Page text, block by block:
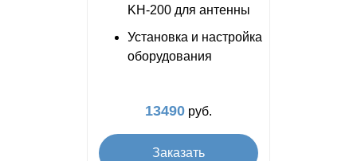
KH-200 для антенны
Установка и настройка
оборудования
13490 руб.
Заказать